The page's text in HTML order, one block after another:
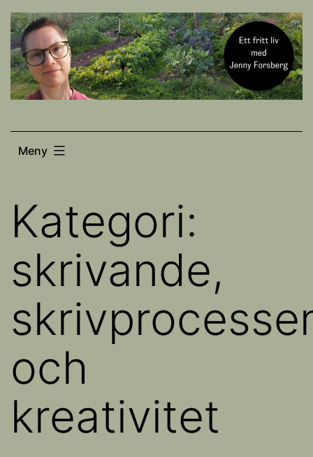
Hoppa
till
innehåll
Meny
Kategori:
skrivande,
och
kreativitet